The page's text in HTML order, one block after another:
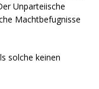
Unparteiische
Machtbefugnisse
solche keinen